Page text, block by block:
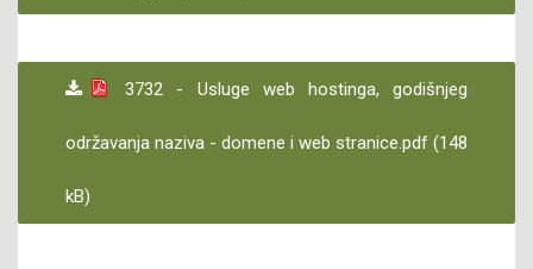
3732 - Usluge web hostinga, godišnjeg
održavanja naziva - domene i web stranice.pdf (148
kB)